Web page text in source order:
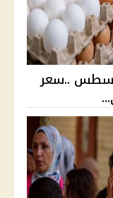
اليوم الأحد 9 أغسطس ..سعر